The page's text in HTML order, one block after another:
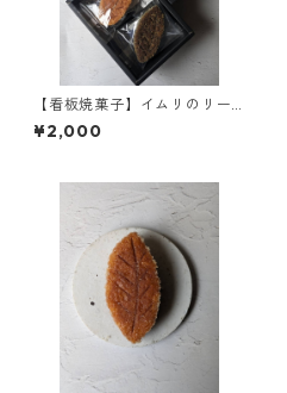
【看板焼菓子】イムリのリー
フパイ 6枚入り
¥2,000